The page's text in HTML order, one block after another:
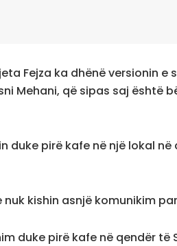
Fejza ka dhënë versionin e
Mehani, që sipas saj është
duke pirë kafe në një lokal
kishin asnjë komunikim
duke pirë kafe në qendër